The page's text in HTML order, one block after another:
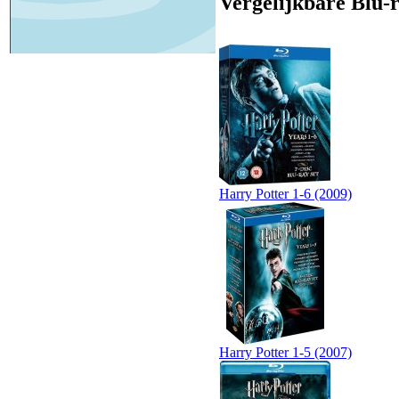
Harry Potter 1-6 (2009)
Harry Potter 1-5 (2007)